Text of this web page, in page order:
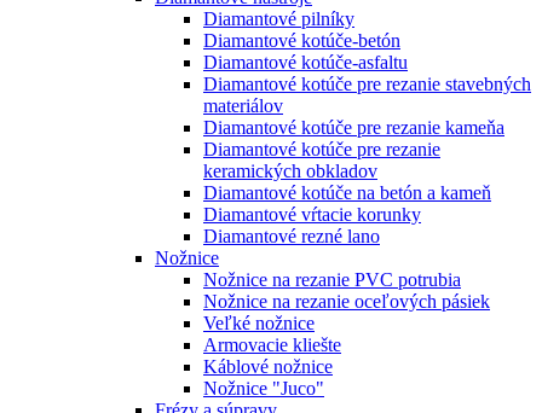
Diamantové pilníky
Diamantové kotúče-betón
Diamantové kotúče-asfaltu
Diamantové kotúče pre rezanie stavebných
materiálov
Diamantové kotúče pre rezanie kameňa
Diamantové kotúče pre rezanie
keramických obkladov
Diamantové kotúče na betón a kameň
Diamantové vŕtacie korunky
Diamantové rezné lano
Nožnice
Nožnice na rezanie PVC potrubia
Nožnice na rezanie oceľových pásiek
Veľké nožnice
Armovacie kliešte
Káblové nožnice
Nožnice "Juco"